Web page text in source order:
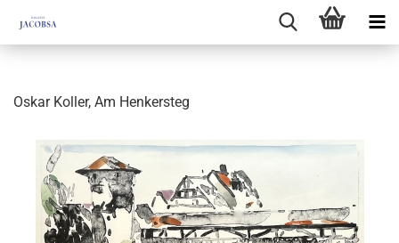
Oskar Koller, Am Henkersteg